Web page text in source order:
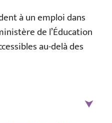
à un emploi dans
de l’Éducation
au-delà des